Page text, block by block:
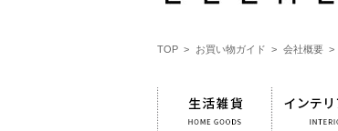
TOP > お買い物ガイド > 会社概要 >